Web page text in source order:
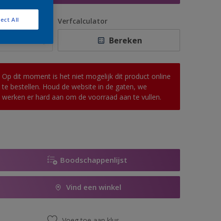
Verfcalculator
Bereken
Op dit moment is het niet mogelijk dit product online
te bestellen. Houd de website in de gaten, we
werken er hard aan om de voorraad aan te vullen.
Boodschappenlijst
Vind een winkel
All